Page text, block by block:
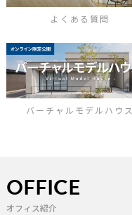
よくある質問
バーチャルモデルハウス
OFFICE
オフィス紹介